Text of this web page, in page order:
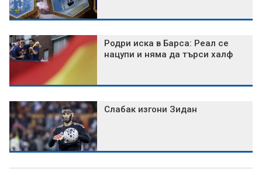
Родри иска в Барса: Реал се
нацупи и няма да търси халф
Слабак изгони Зидан